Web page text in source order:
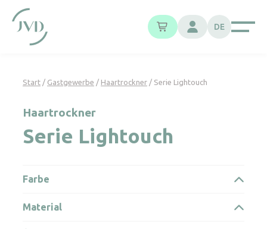
DE
Start / Gastgewerbe / Haartrockner / Serie Lightouch
Haartrockner
Serie Lightouch
Farbe
Material
Cookie-Einstellungen